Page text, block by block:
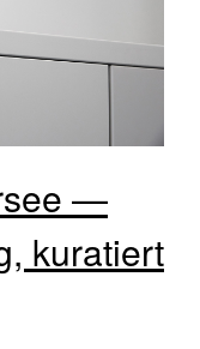
—
kuratiert